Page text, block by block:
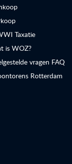
Taxatie
is WOZ?
vragen FAQ
Rotterdam